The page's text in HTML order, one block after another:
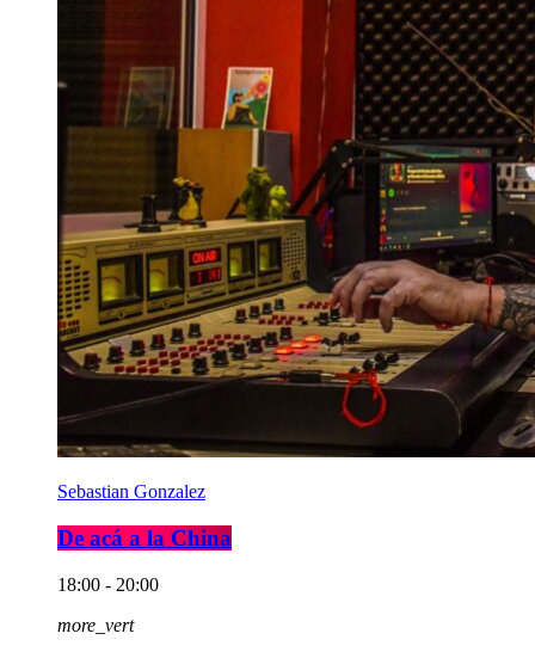
Sebastian Gonzalez
De acá a la China
18:00 - 20:00
more_vert